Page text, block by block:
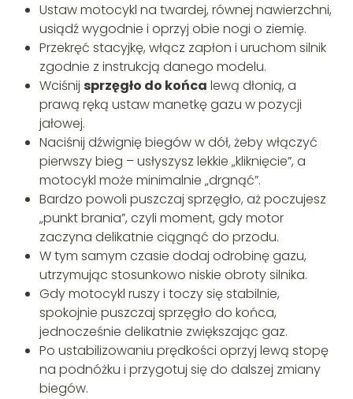
Ustaw motocykl na twardej, równej nawierzchni,
usiądź wygodnie i oprzyj obie nogi o ziemię.
Przekręć stacyjkę, włącz zapłon i uruchom silnik
zgodnie z instrukcją danego modelu.
Wciśnij sprzęgło do końca lewą dłonią, a
prawą ręką ustaw manetkę gazu w pozycji
jałowej.
Naciśnij dźwignię biegów w dół, żeby włączyć
pierwszy bieg – usłyszysz lekkie „kliknięcie”, a
motocykl może minimalnie „drgnąć”.
Bardzo powoli puszczaj sprzęgło, aż poczujesz
„punkt brania”, czyli moment, gdy motor
zaczyna delikatnie ciągnąć do przodu.
W tym samym czasie dodaj odrobinę gazu,
utrzymując stosunkowo niskie obroty silnika.
Gdy motocykl ruszy i toczy się stabilnie,
spokojnie puszczaj sprzęgło do końca,
jednocześnie delikatnie zwiększając gaz.
Po ustabilizowaniu prędkości oprzyj lewą stopę
na podnóżku i przygotuj się do dalszej zmiany
biegów.